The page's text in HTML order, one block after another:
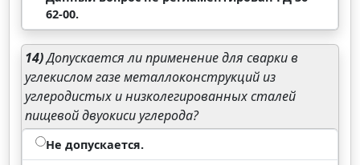
62-00.
14)Допускается ли применение для сварки в
углекислом газе металлоконструкций из
углеродистых и низколегированных сталей
пищевой двуокиси углерода?
Не допускается.